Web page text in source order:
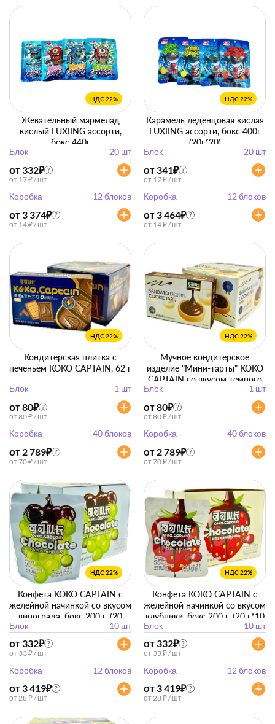
НДС 22%
Жевательный мармелад
кислый LUXIING ассорти,
бокс 440г
Блок
20 шт
от 332₽ ?
от 17 ₽ / шт
Коробка 12 блоков
от 3 374₽ ?
от 14 ₽ / шт
НДС 22%
Карамель леденцовая кислая
LUXIING ассорти, бокс 400г
(20г*20)
Блок
20 шт
от 341₽ ?
от 17 ₽ / шт
Коробка 12 блоков
от 3 464₽ ?
от 14 ₽ / шт
НДС 22%
Кондитерская плитка с
печеньем KOKO CAPTAIN, 62 г
Блок
1 шт
от 80₽ ?
от 80 ₽ / шт
Коробка 40 блоков
от 2 789₽ ?
от 70 ₽ / шт
НДС 22%
Мучное кондитерское
изделие "Мини-тарты" KOKO
CAPTAIN со вкусом темного
Блок 1 шт
от 80₽ ?
от 80 ₽ / шт
Коробка 40 блоков
от 2 789₽ ?
от 70 ₽ / шт
НДС 22%
Конфета KOKO CAPTAIN с
желейной начинкой со вкусом
винограда, бокс 200 г. (20
Блок 10 шт
от 332₽ ?
от 33 ₽ / шт
Коробка 12 блоков
от 3 419₽ ?
от 28 ₽ / шт
НДС 22%
Конфета KOKO CAPTAIN с
желейной начинкой со вкусом
клубники, бокс 200 г. (20 г*10
Блок 10 шт
от 332₽ ?
от 33 ₽ / шт
Коробка 12 блоков
от 3 419₽ ?
от 28 ₽ / шт